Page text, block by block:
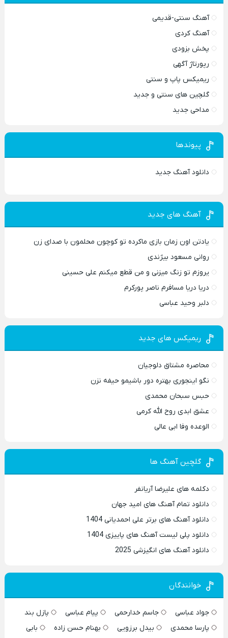
آهنگ سنتی-قدیمی
آهنگ کردی
پخش بزودی
رپورتاژ آگهی
ریمیکس پاپ و سنتی
گلچین های سنتی و جدید
مداحی جدید
پیوندها
دانلود آهنگ جدید
آهنگ های جدید
یادتن اون زمان بازی ماکرده تو کوچون محلمون با صدای زن
روانی مسعود بیژندی
یروزم تو زنگ میزنی و من قطع میکنم علی حسینی
دریا دریا مسافرم ناصر پورکرم
دلبر وحید عباسی
ریمیکس های جدید
محاصره مشتاق دلوجیان
نگو اینجوری بهتره دور باشیمو حیفه نزن
حبس سبحان محمدی
عشق ابدی روح الله کرمی
الوعده وفا ابی عالی
گلچین آهنگ ها
دکلمه های علیرضا آریانفر
دانلود تمام آهنگ های امید جهان
دانلود آهنگ های برتر علی احمدیانی 1404
دانلود پلی لیست آهنگ های پاییزی 1404
دانلود آهنگ های انگیزشی 2025
خوانندگان
جواد عباسی جاسم خدارحمی پیام عباسی
پازل بند
پارسا محمدی
بیدل برزویی بهنام حسن زاده
بابی